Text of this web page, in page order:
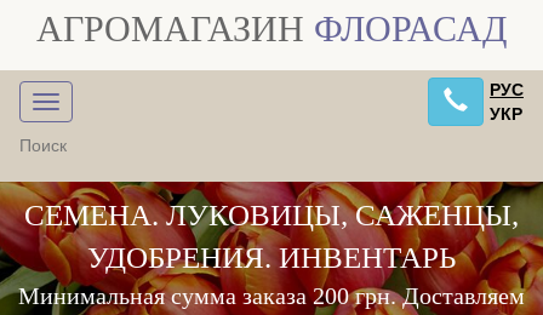
АГРОМАГАЗИН ФЛОРАСАД
РУС
УКР
СЕМЕНА. ЛУКОВИЦЫ, САЖЕНЦЫ,
УДОБРЕНИЯ. ИНВЕНТАРЬ
Минимальная сумма заказа 200 грн. Доставляем